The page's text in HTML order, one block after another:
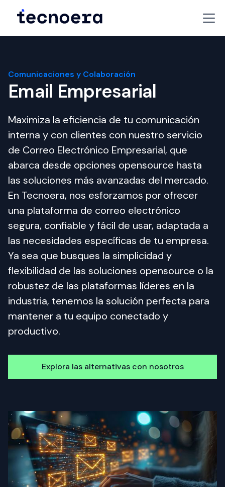
Comunicaciones y Colaboración
Email Empresarial
Maximiza la eficiencia de tu comunicación
interna y con clientes con nuestro servicio
de Correo Electrónico Empresarial, que
abarca desde opciones opensource hasta
las soluciones más avanzadas del mercado.
En Tecnoera, nos esforzamos por ofrecer
una plataforma de correo electrónico
segura, confiable y fácil de usar, adaptada a
las necesidades específicas de tu empresa.
Ya sea que busques la simplicidad y
flexibilidad de las soluciones opensource o la
robustez de las plataformas líderes en la
industria, tenemos la solución perfecta para
mantener a tu equipo conectado y
productivo.
Explora las alternativas con nosotros